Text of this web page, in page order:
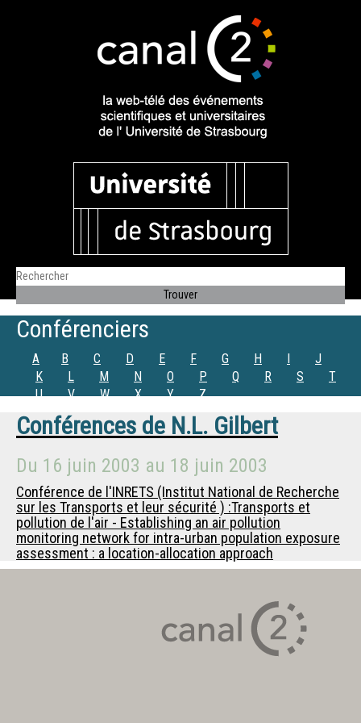
Conférenciers
A B C D E F G H I
J
K
L M N O P Q R S
T
U
V W X Y Z
Conférences de N.L. Gilbert
Du 16 juin 2003 au 18 juin 2003
Conférence de l'INRETS (Institut National de Recherche
sur les Transports et leur sécurité ) :Transports et
pollution de l'air - Establishing an air pollution
monitoring network for intra-urban population exposure
assessment : a location-allocation approach